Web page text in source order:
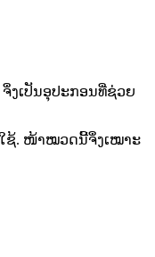
ຈຶ່ງເປັນອຸປະກອນທີ່ຊ່ວຍ
ໃຊ້. ໜ້າໝວດນີ້ຈຶ່ງເໝາະ